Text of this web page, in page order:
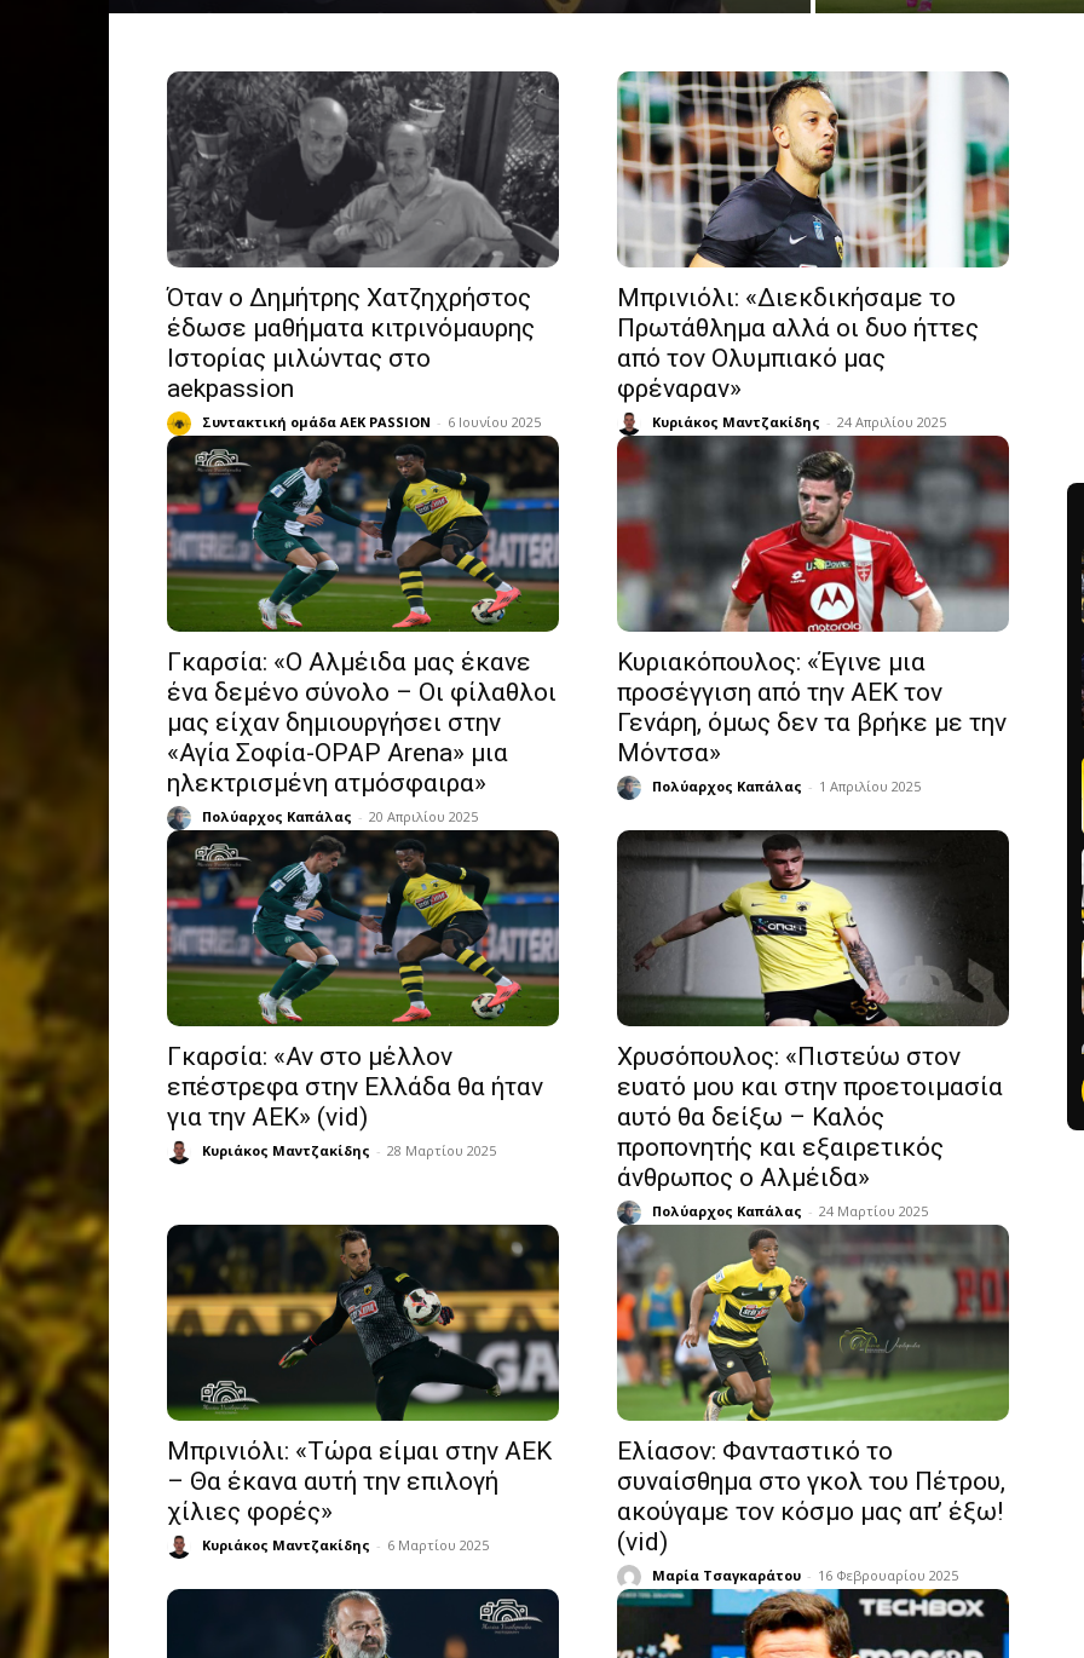
Όταν ο Δημήτρης Χατζηχρήστος
έδωσε μαθήματα κιτρινόμαυρης
Ιστορίας μιλώντας στο
aekpassion
Συντακτική ομάδα AEK PASSION - 6 Ιουνίου 2025
Μπρινιόλι: «Διεκδικήσαμε το
Πρωτάθλημα αλλά οι δυο ήττες
από τον Ολυμπιακό μας
φρέναραν»
Κυριάκος Μαντζακίδης - 24 Απριλίου 2025
Γκαρσία: «Ο Αλμέιδα μας έκανε
ένα δεμένο σύνολο – Οι φίλαθλοι
μας είχαν δημιουργήσει στην
«Αγία Σοφία-OPAP Arena» μια
ηλεκτρισμένη ατμόσφαιρα»
Πολύαρχος Καπάλας - 20 Απριλίου 2025
Κυριακόπουλος: «Έγινε μια
προσέγγιση από την ΑΕΚ τον
Γενάρη, όμως δεν τα βρήκε με την
Μόντσα»
Πολύαρχος Καπάλας - 1 Απριλίου 2025
Γκαρσία: «Αν στο μέλλον
επέστρεφα στην Ελλάδα θα ήταν
για την ΑΕΚ» (vid)
Κυριάκος Μαντζακίδης - 28 Μαρτίου 2025
Χρυσόπουλος: «Πιστεύω στον
ευατό μου και στην προετοιμασία
αυτό θα δείξω – Καλός
προπονητής και εξαιρετικός
άνθρωπος ο Αλμέιδα»
Πολύαρχος Καπάλας - 24 Μαρτίου 2025
Μπρινιόλι: «Τώρα είμαι στην ΑΕΚ
– Θα έκανα αυτή την επιλογή
χίλιες φορές»
Κυριάκος Μαντζακίδης - 6 Μαρτίου 2025
Ελίασον: Φανταστικό το
συναίσθημα στο γκολ του Πέτρου,
ακούγαμε τον κόσμο μας απ’ έξω!
(vid)
Μαρία Τσαγκαράτου - 16 Φεβρουαρίου 2025